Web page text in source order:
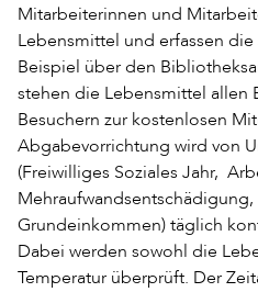
Mitarbeiterinnen und
Lebensmittel und erfassen
Beispiel über den
stehen die Lebensmittel allen
Besuchern zur kostenlosen
Abgabevorrichtung wird von
(Freiwilliges Soziales Jahr,
Grundeinkommen) täglich
Dabei werden sowohl die
Temperatur überprüft. Der